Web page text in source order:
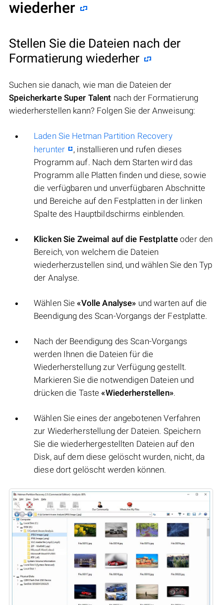
wiederher
Stellen Sie die Dateien nach der
Formatierung wiederher
Suchen sie danach, wie man die Dateien der
Speicherkarte Super Talent nach der Formatierung
wiederherstellen kann? Folgen Sie der Anweisung:
Laden Sie Hetman Partition Recovery
herunter
, installieren und rufen dieses
Programm auf. Nach dem Starten wird das
Programm alle Platten finden und diese, sowie
die verfügbaren und unverfügbaren Abschnitte
und Bereiche auf den Festplatten in der linken
Spalte des Hauptbildschirms einblenden.
Klicken Sie Zweimal auf die Festplatte oder den
Bereich, von welchem die Dateien
wiederherzustellen sind, und wählen Sie den Typ
der Analyse.
Wählen Sie«Volle Analyse» und warten auf die
Beendigung des Scan-Vorgangs der Festplatte.
Nach der Beendigung des Scan-Vorgangs
werden Ihnen die Dateien für die
Wiederherstellung zur Verfügung gestellt.
Markieren Sie die notwendigen Dateien und
drücken die Taste«Wiederherstellen».
Wählen Sie eines der angebotenen Verfahren
zur Wiederherstellung der Dateien. Speichern
Sie die wiederhergestellten Dateien auf den
Disk, auf dem diese gelöscht wurden, nicht, da
diese dort gelöscht werden können.